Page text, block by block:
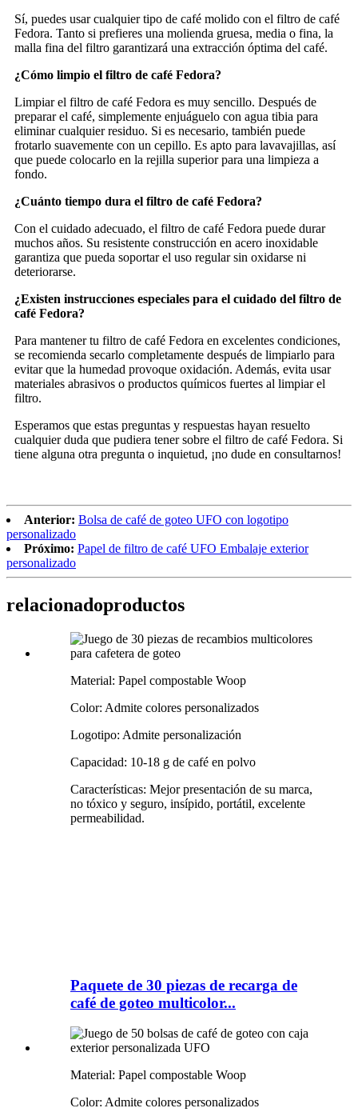
Sí, puedes usar cualquier tipo de café molido con el filtro de café
Fedora. Tanto si prefieres una molienda gruesa, media o fina, la
malla fina del filtro garantizará una extracción óptima del café.
¿Cómo limpio el filtro de café Fedora?
Limpiar el filtro de café Fedora es muy sencillo. Después de
preparar el café, simplemente enjuáguelo con agua tibia para
eliminar cualquier residuo. Si es necesario, también puede
frotarlo suavemente con un cepillo. Es apto para lavavajillas, así
que puede colocarlo en la rejilla superior para una limpieza a
fondo.
¿Cuánto tiempo dura el filtro de café Fedora?
Con el cuidado adecuado, el filtro de café Fedora puede durar
muchos años. Su resistente construcción en acero inoxidable
garantiza que pueda soportar el uso regular sin oxidarse ni
deteriorarse.
¿Existen instrucciones especiales para el cuidado del filtro de
café Fedora?
Para mantener tu filtro de café Fedora en excelentes condiciones,
se recomienda secarlo completamente después de limpiarlo para
evitar que la humedad provoque oxidación. Además, evita usar
materiales abrasivos o productos químicos fuertes al limpiar el
filtro.
Esperamos que estas preguntas y respuestas hayan resuelto
cualquier duda que pudiera tener sobre el filtro de café Fedora. Si
tiene alguna otra pregunta o inquietud, ¡no dude en consultarnos!
Anterior: Bolsa de café de goteo UFO con logotipo
personalizado
Próximo: Papel de filtro de café UFO Embalaje exterior
personalizado
relacionadoproductos
Material: Papel compostable Woop
Color: Admite colores personalizados
Logotipo: Admite personalización
Capacidad: 10-18 g de café en polvo
Características: Mejor presentación de su marca,
no tóxico y seguro, insípido, portátil, excelente
permeabilidad.
Paquete de 30 piezas de recarga de
café de goteo multicolor...
Material: Papel compostable Woop
Color: Admite colores personalizados